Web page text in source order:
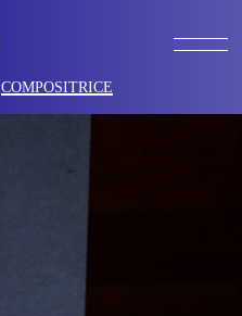
COMPOSITRICE